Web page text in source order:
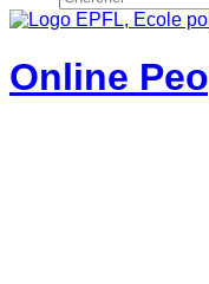
Online